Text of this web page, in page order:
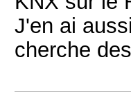
J'en ai
cherche